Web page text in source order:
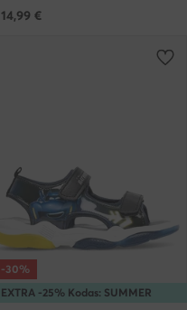
14,99 €
EXTRA -25% Kodas: SUMMER
-30%